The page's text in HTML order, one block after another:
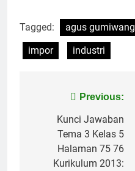
Tagged: agus gumiwang
impor
industri
NavigasiPrevious:
Kunci Jawaban
Tema 3 Kelas 5
Halaman 75 76
Kurikulum 2013: